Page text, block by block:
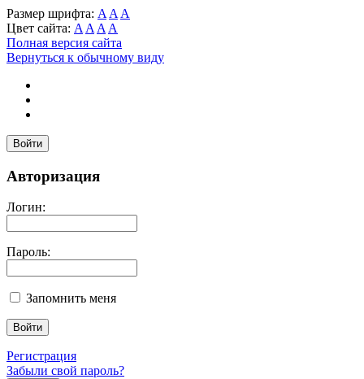
Размер шрифта: A A A
Цвет сайта: A A A A
Полная версия сайта
Вернуться к обычному виду
Войти
Авторизация
Логин:
Пароль:
Запомнить меня
Регистрация
Забыли свой пароль?